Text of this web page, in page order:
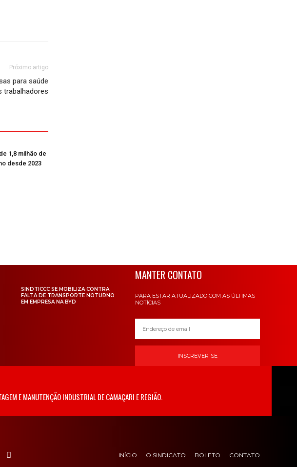
Próximo artigo
para saúde
trabalhadores
1,8 milhão de
desde 2023
SINDTICCC SE MOBILIZA CONTRA
FALTA DE TRANSPORTE NOTURNO
EM EMPRESA NA BYD
MANTER CONTATO
PARA ESTAR ATUALIZADO COM AS ÚLTIMAS
NOTÍCIAS
INSCREVER-SE
E MANUTENÇÃO INDUSTRIAL DE CAMAÇARI E REGIÃO.
INÍCIO O SINDICATO BOLETO CONTATO